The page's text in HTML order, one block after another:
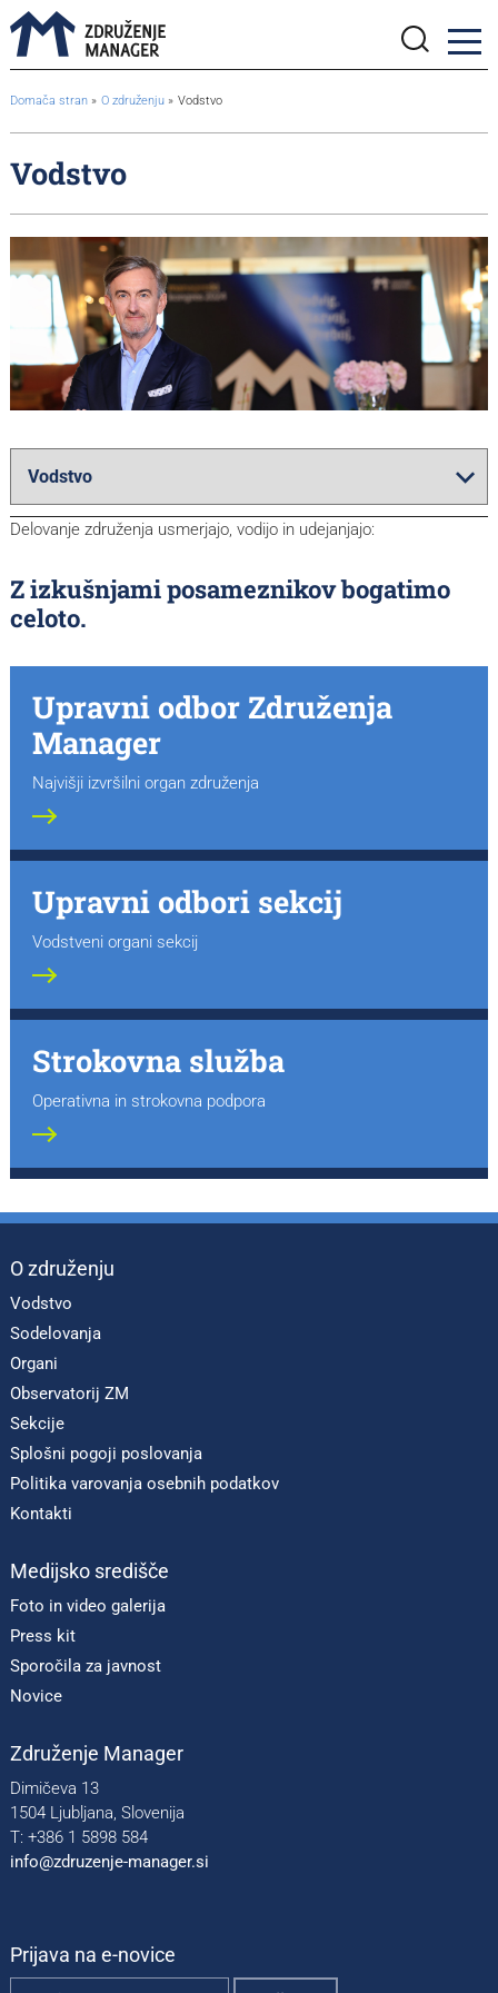
BreadcrumbsTemplate.TITLE_A11Y
Domača stran O združenju Vodstvo
Vodstvo
Z izkušnjami posameznikov bogatimo
celoto.
Delovanje združenja usmerjajo, vodijo in udejanjajo:
Upravni odbor Združenja
Manager
Najvišji izvršilni organ združenja
Upravni odbori sekcij
Vodstveni organi sekcij
Strokovna služba
Operativna in strokovna podpora
O združenju
Vodstvo
Sodelovanja
Organi
Observatorij ZM
Sekcije
Splošni pogoji poslovanja
Politika varovanja osebnih podatkov
Kontakti
Medijsko središče
Foto in video galerija
Press kit
Sporočila za javnost
Novice
Združenje Manager
Dimičeva 13
1504 Ljubljana, Slovenija
T: +386 1 5898 584
info@zdruzenje-manager.si
Prijava na e-novice